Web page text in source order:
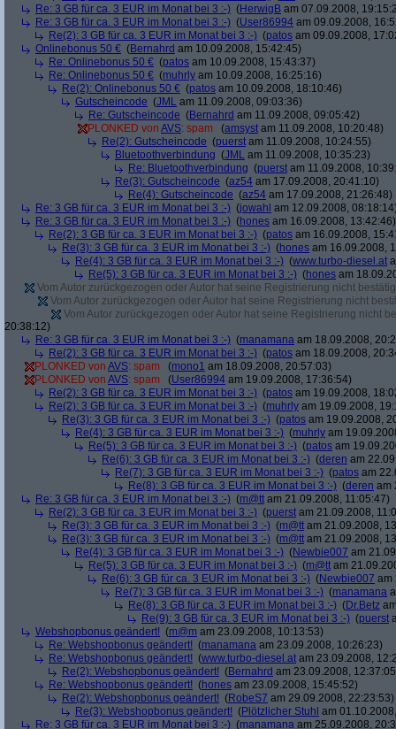
Re: 3 GB für ca. 3 EUR im Monat bei 3 :-) (HerwigB am 07.09.2008,
Re: 3 GB für ca. 3 EUR im Monat bei 3 :-) (User86994 am 09.09.2008,
Re(2): 3 GB für ca. 3 EUR im Monat bei 3 :-) (patos am 09.09.2008,
Onlinebonus 50 € (Bernahrd am 10.09.2008, 15:42:45)
Re: Onlinebonus 50 € (patos am 10.09.2008, 15:43:37)
Re: Onlinebonus 50 € (muhrly am 10.09.2008, 16:25:16)
Re(2): Onlinebonus 50 € (patos am 10.09.2008, 18:10:46)
Gutscheincode (JML am 11.09.2008, 09:03:36)
Re: Gutscheincode (Bernahrd am 11.09.2008, 09:05:42)
PLONKED von AVS: spam (amsyst am 11.09.2008, 10:20:48)
Re(2): Gutscheincode (puerst am 11.09.2008, 10:24:55)
Bluetoothverbindung (JML am 11.09.2008, 10:35:23)
Re: Bluetoothverbindung (puerst am 11.09.2008,
Re(3): Gutscheincode (az54 am 17.09.2008, 20:41:10)
Re(4): Gutscheincode (az54 am 17.09.2008, 21:26:48)
Re: 3 GB für ca. 3 EUR im Monat bei 3 :-) (jowahl am 12.09.2008,
Re: 3 GB für ca. 3 EUR im Monat bei 3 :-) (hones am 16.09.2008, 13:42:46)
Re(2): 3 GB für ca. 3 EUR im Monat bei 3 :-) (patos am 16.09.2008,
Re(3): 3 GB für ca. 3 EUR im Monat bei 3 :-) (hones am 16.09.2008,
Re(4): 3 GB für ca. 3 EUR im Monat bei 3 :-) (www.turbo-diesel.at
Re(5): 3 GB für ca. 3 EUR im Monat bei 3 :-) (hones am
Vom Autor zurückgezogen oder Autor hat seine Registrierung nicht
Vom Autor zurückgezogen oder Autor hat seine Registrierung nicht
Vom Autor zurückgezogen oder Autor hat seine Registrierung nicht
20:38:12)
Re: 3 GB für ca. 3 EUR im Monat bei 3 :-) (manamana am 18.09.2008,
Re(2): 3 GB für ca. 3 EUR im Monat bei 3 :-) (patos am 18.09.2008,
PLONKED von AVS: spam (mono1 am 18.09.2008, 20:57:03)
PLONKED von AVS: spam (User86994 am 19.09.2008, 17:36:54)
Re(2): 3 GB für ca. 3 EUR im Monat bei 3 :-) (patos am 19.09.2008,
Re(2): 3 GB für ca. 3 EUR im Monat bei 3 :-) (muhrly am 19.09.2008,
Re(3): 3 GB für ca. 3 EUR im Monat bei 3 :-) (patos am 19.09.2008,
Re(4): 3 GB für ca. 3 EUR im Monat bei 3 :-) (muhrly am
Re(5): 3 GB für ca. 3 EUR im Monat bei 3 :-) (patos am
Re(6): 3 GB für ca. 3 EUR im Monat bei 3 :-) (deren am
Re(7): 3 GB für ca. 3 EUR im Monat bei 3 :-) (patos am
Re(8): 3 GB für ca. 3 EUR im Monat bei 3 :-) (deren am
Re: 3 GB für ca. 3 EUR im Monat bei 3 :-) (m@tt am 21.09.2008, 11:05:47)
Re(2): 3 GB für ca. 3 EUR im Monat bei 3 :-) (puerst am 21.09.2008,
Re(3): 3 GB für ca. 3 EUR im Monat bei 3 :-) (m@tt am 21.09.2008,
Re(3): 3 GB für ca. 3 EUR im Monat bei 3 :-) (m@tt am 21.09.2008,
Re(4): 3 GB für ca. 3 EUR im Monat bei 3 :-) (Newbie007 am
Re(5): 3 GB für ca. 3 EUR im Monat bei 3 :-) (m@tt am
Re(6): 3 GB für ca. 3 EUR im Monat bei 3 :-) (Newbie007 am
Re(7): 3 GB für ca. 3 EUR im Monat bei 3 :-) (manamana
Re(8): 3 GB für ca. 3 EUR im Monat bei 3 :-) (Dr.Betz
Re(9): 3 GB für ca. 3 EUR im Monat bei 3 :-) (puerst
Webshopbonus geändert! (m@m am 23.09.2008, 10:13:53)
Re: Webshopbonus geändert! (manamana am 23.09.2008, 10:26:23)
Re: Webshopbonus geändert! (www.turbo-diesel.at am 23.09.2008,
Re(2): Webshopbonus geändert! (Bernahrd am 23.09.2008,
Re: Webshopbonus geändert! (hones am 23.09.2008, 15:45:52)
Re(2): Webshopbonus geändert! (RobeS7 am 29.09.2008, 22:23:53)
Re(3): Webshopbonus geändert! (Plötzlicher Stuhl am
Re: 3 GB für ca. 3 EUR im Monat bei 3 :-) (manamana am 25.09.2008,